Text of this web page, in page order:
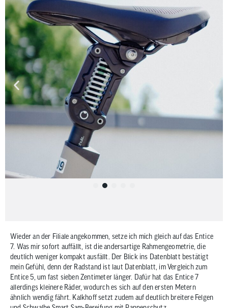
Wieder an der Filiale angekommen, setze ich mich gleich auf das Entice
7. Was mir sofort auffällt, ist die andersartige Rahmengeometrie, die
deutlich weniger kompakt ausfällt. Der Blick ins Datenblatt bestätigt
mein Gefühl, denn der Radstand ist laut Datenblatt, im Vergleich zum
Entice 5, um fast sieben Zentimeter länger. Dafür hat das Entice 7
allerdings kleinere Räder, wodurch es sich auf den ersten Metern
ähnlich wendig fährt. Kalkhoff setzt zudem auf deutlich breitere Felgen